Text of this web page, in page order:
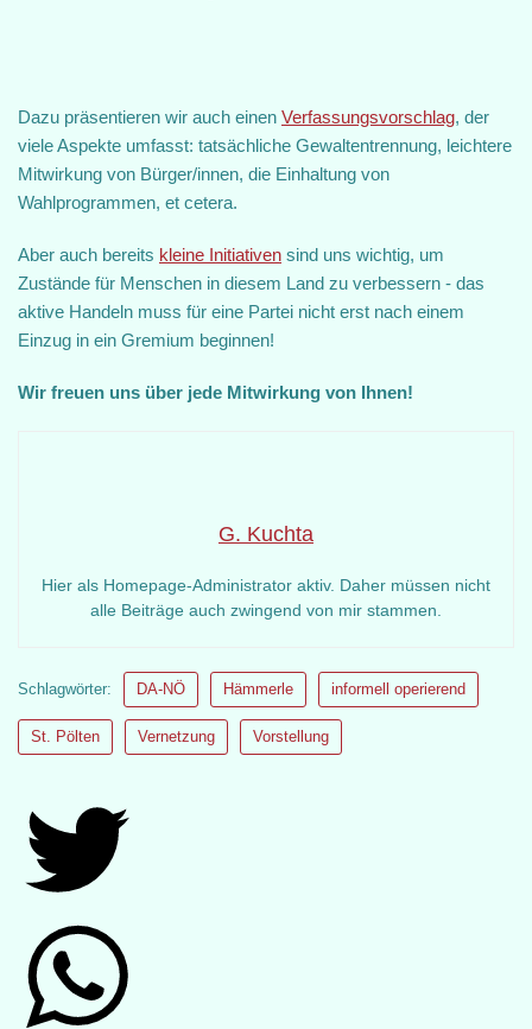
Dazu präsentieren wir auch einen Verfassungsvorschlag, der
viele Aspekte umfasst: tatsächliche Gewaltentrennung, leichtere
Mitwirkung von Bürger/innen, die Einhaltung von
Wahlprogrammen, et cetera.
Aber auch bereits kleine Initiativen sind uns wichtig, um
Zustände für Menschen in diesem Land zu verbessern - das
aktive Handeln muss für eine Partei nicht erst nach einem
Einzug in ein Gremium beginnen!
Wir freuen uns über jede Mitwirkung von Ihnen!
G. Kuchta
Hier als Homepage-Administrator aktiv. Daher müssen nicht
alle Beiträge auch zwingend von mir stammen.
Schlagwörter: DA-NÖ Hämmerle informell operierend
St. Pölten Vernetzung Vorstellung